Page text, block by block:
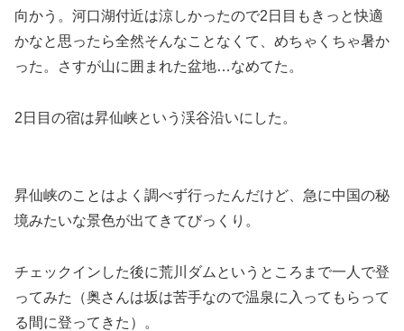
向かう。河口湖付近は涼しかったので2日目もきっと快適
かなと思ったら全然そんなことなくて、めちゃくちゃ暑か
った。さすが山に囲まれた盆地…なめてた。
2日目の宿は昇仙峡という渓谷沿いにした。
昇仙峡のことはよく調べず行ったんだけど、急に中国の秘
境みたいな景色が出てきてびっくり。
チェックインした後に荒川ダムというところまで一人で登
ってみた（奥さんは坂は苦手なので温泉に入ってもらって
る間に登ってきた）。